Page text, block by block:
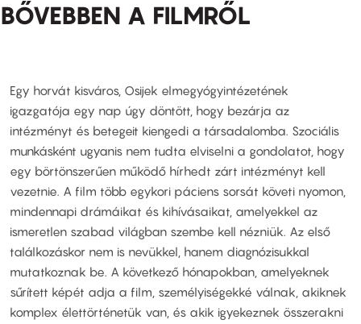
BŐVEBBEN A FILMRŐL
Egy horvát kisváros, Osijek elmegyógyintézetének
igazgatója egy nap úgy döntött, hogy bezárja az
intézményt és betegeit kiengedi a társadalomba. Szociális
munkásként ugyanis nem tudta elviselni a gondolatot, hogy
egy börtönszerűen működő hírhedt zárt intézményt kell
vezetnie. A film több egykori páciens sorsát követi nyomon,
mindennapi drámáikat és kihívásaikat, amelyekkel az
ismeretlen szabad világban szembe kell nézniük. Az első
találkozáskor nem is nevükkel, hanem diagnózisukkal
mutatkoznak be. A következő hónapokban, amelyeknek
sűrített képét adja a film, személyiségekké válnak, akiknek
komplex élettörténetük van, és akik igyekeznek összerakni